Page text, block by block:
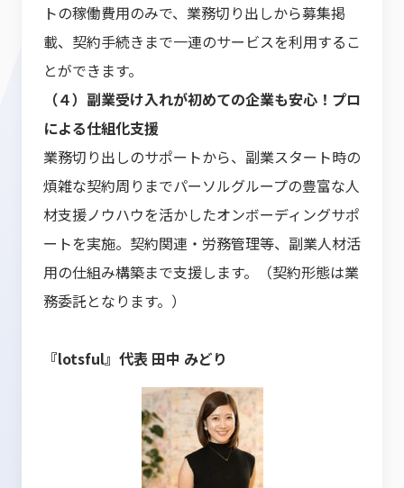
トの稼働費用のみで、業務切り出しから募集掲
載、契約手続きまで一連のサービスを利用するこ
とができます。
（４）副業受け入れが初めての企業も安心！プロ
による仕組化支援
業務切り出しのサポートから、副業スタート時の
煩雑な契約周りまでパーソルグループの豊富な人
材支援ノウハウを活かしたオンボーディングサポ
ートを実施。契約関連・労務管理等、副業人材活
用の仕組み構築まで支援します。（契約形態は業
務委託となります。）
『lotsful』代表 田中 みどり